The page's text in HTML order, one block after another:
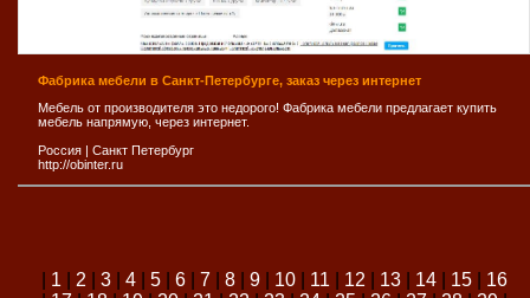
Фабрика мебели в Санкт-Петербурге, заказ через интернет
Мебель от производителя это недорого! Фабрика мебели предлагает купить
мебель напрямую, через интернет.
Россия | Санкт Петербург
http://obinter.ru
1 2 3| 4| 5| 6| 7| 8| 9| 10| 11 12 13| 14| 15| 16